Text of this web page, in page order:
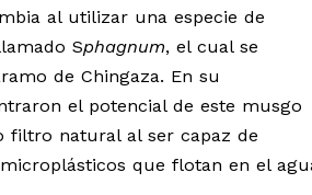
al utilizar una especie de
Sphagnum, el cual se
de Chingaza. En su
el potencial de este musgo
filtro natural al ser capaz de
que flotan en el